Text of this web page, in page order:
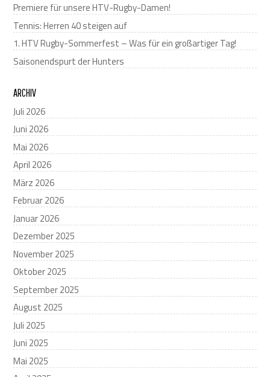
Premiere für unsere HTV-Rugby-Damen!
Tennis: Herren 40 steigen auf
1. HTV Rugby-Sommerfest – Was für ein großartiger Tag!
Saisonendspurt der Hunters
ARCHIV
Juli 2026
Juni 2026
Mai 2026
April 2026
März 2026
Februar 2026
Januar 2026
Dezember 2025
November 2025
Oktober 2025
September 2025
August 2025
Juli 2025
Juni 2025
Mai 2025